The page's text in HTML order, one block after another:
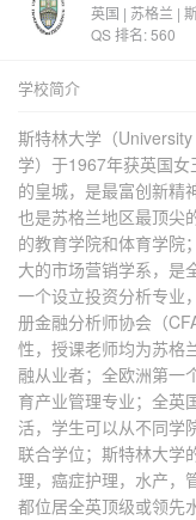
英国 | 苏格兰 |
QS 排名: 560
学校简介
斯特林大学（
学）于1967年获英国
的皇城，是最富创新精
也是苏格兰地区最顶尖
的教育学院和体育学院
大的市场营销学系，是
一个设立投资分析专业
册金融分析师协会（
性，授课老师均为苏格
融从业者；全欧洲第一
育产业管理专业；全英
活，学生可以从不同学
联合学位；斯特林大学
理，癌症护理，水产，
都位居全英顶级或领先